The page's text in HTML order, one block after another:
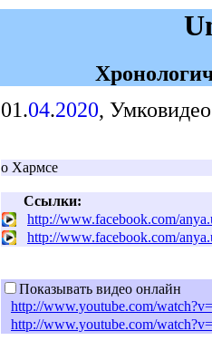
01.04.2020,
о Хармсе
Ссылки:
http://www.facebook.com/
http://www.facebook.com/
Показывать видео онлайн
http://www.youtube.com/
http://www.youtube.com/